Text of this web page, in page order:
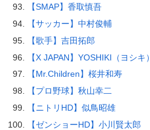
【SMAP】香取慎吾
【サッカー】中村俊輔
【歌手】吉田拓郎
【X JAPAN】YOSHIKI（ヨシキ）
【Mr.Children】桜井和寿
【プロ野球】秋山幸二
【ニトリHD】似鳥昭雄
【ゼンショーHD】小川賢太郎